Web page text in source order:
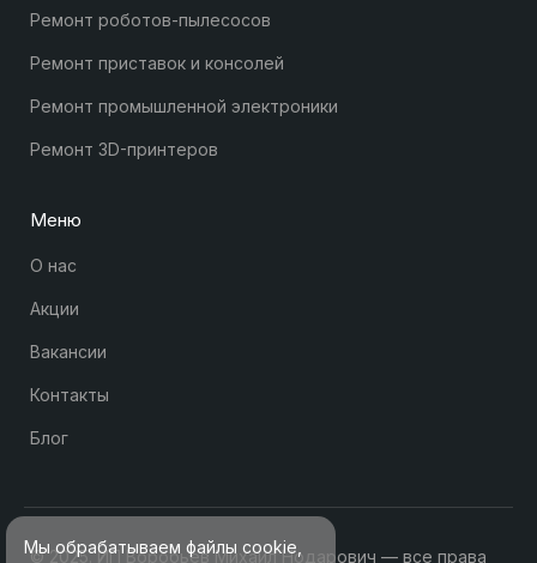
Ремонт роботов-пылесосов
Ремонт приставок и консолей
Ремонт промышленной электроники
Ремонт 3D-принтеров
Меню
О нас
Акции
Вакансии
Контакты
Блог
© 2025. ИП Воробьев Михаил Нодарович — все права
Мы обрабатываем файлы cookie,